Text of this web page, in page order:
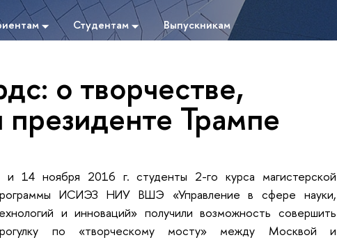
Студентам Выпускникам
о творчестве,
Трампе
и 14 ноября 2016 г. студенты 2-го курса магистерской
ИСИЭЗ НИУ ВШЭ «Управление в сфере науки,
и инноваций» получили возможность совершить
по «творческому мосту» между Москвой и